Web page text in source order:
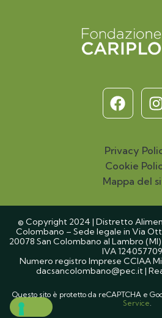
F
a
b
o
o
k
I
r
Privacy
Cookie
Mappa del
© Copyright 2024 | Distretto
Colombano – Sede legale in Via
20078 San Colombano al Lambro
IVA
Numero registro Imprese CCIAA
dacsancolombano@pec.it |
Questo sito è protetto da reCAPTCHA e
Service.